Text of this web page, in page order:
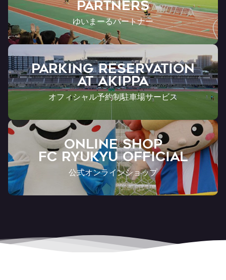
Partners
ゆいまーるパートナー
PARKING RESERVATION
AT Akippa
オフィシャル予約制駐車場サービス
ONLINE SHOP
FC RYUKYU OFFICIAL
公式オンラインショップ